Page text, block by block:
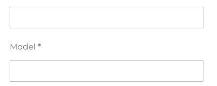
Model *